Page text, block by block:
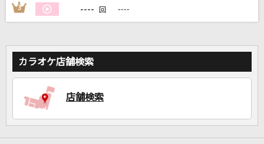
自宅でカラオケ歌い放題！
家族や友達と一緒に！練習にも！
3 ---- 回 ----
カラオケ店舗検索
店舗検索